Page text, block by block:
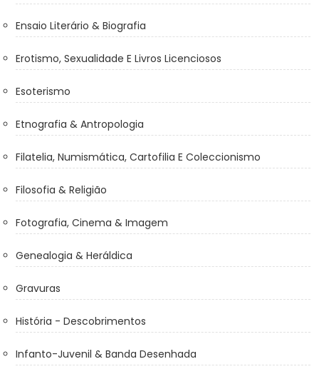
Ensaio Literário & Biografia
Erotismo, Sexualidade E Livros Licenciosos
Esoterismo
Etnografia & Antropologia
Filatelia, Numismática, Cartofilia E Coleccionismo
Filosofia & Religião
Fotografia, Cinema & Imagem
Genealogia & Heráldica
Gravuras
História - Descobrimentos
Infanto-Juvenil & Banda Desenhada